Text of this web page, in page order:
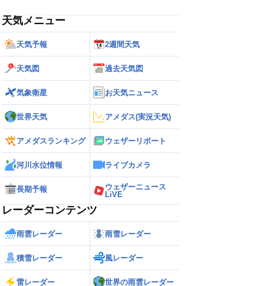
天気メニュー
天気予報 2週間天気
天気図 過去天気図
気象衛星 お天気ニュース
世界天気 アメダス(実況天気)
アメダスランキング ウェザーリポート
河川水位情報 ライブカメラ
長期予報
ウェザーニュース
LiVE
レーダーコンテンツ
雨雲レーダー 雨雪レーダー
積雪レーダー 風レーダー
雷レーダー 世界の雨雲レーダー